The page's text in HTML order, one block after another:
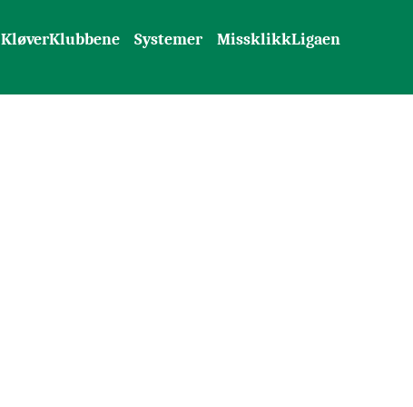
KløverKlubbene Systemer MissklikkLigaen